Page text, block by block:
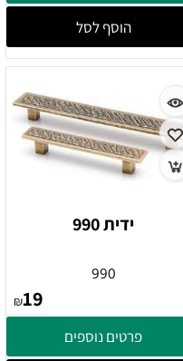
הוסף לסל
ידית 990
990
₪19
פרטים נוספים